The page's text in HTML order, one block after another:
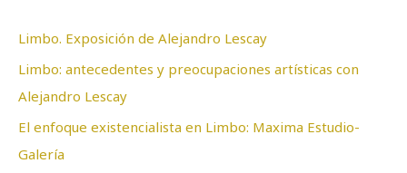
r
:
Limbo. Exposición de Alejandro Lescay
Limbo: antecedentes y preocupaciones artísticas con
Alejandro Lescay
El enfoque existencialista en Limbo: Maxima Estudio-
Galería